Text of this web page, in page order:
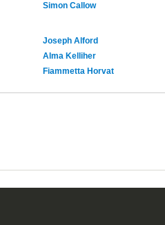
Simon Callow
Joseph Alford
Alma Kelliher
Fiammetta Horvat